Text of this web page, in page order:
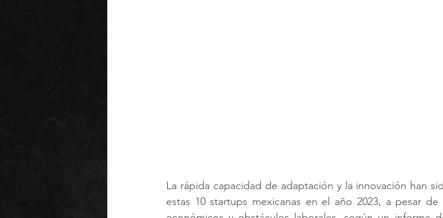
La rápida capacidad de adaptación y la innovación han
estas 10 startups mexicanas en el año 2023, a pesar